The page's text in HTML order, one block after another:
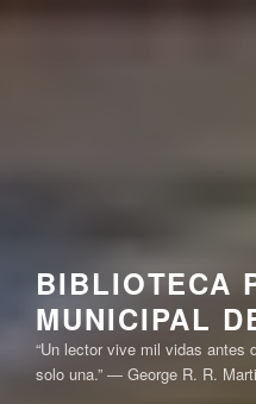
BIBLIOTECA
MUNICIPAL
“Un lector vive mil vidas antes
solo una.” ― George R. R.